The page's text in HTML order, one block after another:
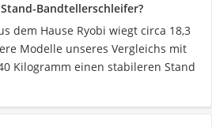
Bandtellerschleifer?
dem Hause Ryobi wiegt circa 18,3
Modelle unseres Vergleichs mit
Kilogramm einen stabileren Stand